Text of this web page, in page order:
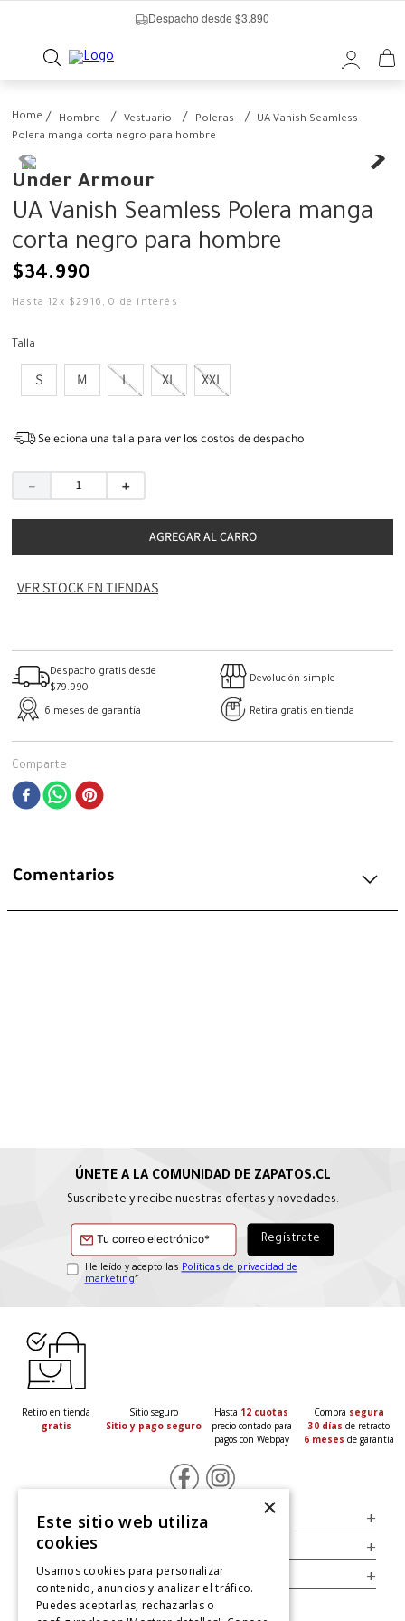
Despacho desde $3.890
Hombre Vestuario Poleras
UA Vanish Seamless
Polera manga corta negro para hombre
Under Armour
UA Vanish Seamless Polera manga
corta negro para hombre
$34.990
Hasta12 x $2916 ,0 de interés
Talla
S M L XL XXL
Seleciona una talla para ver los costos de despacho
＋
－
AGREGAR AL CARRO
VER STOCK EN TIENDAS
Despacho gratis desde
$79.990
Devolución simple
6 meses de garantía Retira gratis en tienda
Comparte
Comentarios
Suscríbete y recibe nuestras ofertas y novedades.
He leído y acepto las Políticas de privacidad de
marketing*
Retiro en tienda
gratis
Sitio seguro
Sitio y pago seguro
Hasta 12 cuotas
precio contado para
pagos con Webpay
Compra segura
30 días de retracto
6 meses de garantía
Servicio al Consumidor +
Legal +
Cuenta +
×
Este sitio web utiliza
cookies
Usamos cookies para personalizar
contenido, anuncios y analizar el tráfico.
Puedes aceptarlas, rechazarlas o